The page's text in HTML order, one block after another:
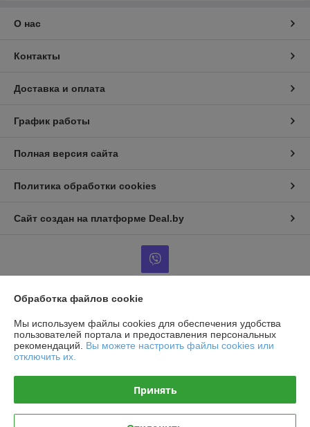
О нас
Контакты
Доставка и оплата
График работы
Полная версия сайта
Политика обработки cookies
Сайт создан на платформе Deal.by
Юридическое лицо:Общество с ограниченной ответственностью
«АльянсКомплект»
220125, г. Минск, пр. Независимости, дом 177, помещение 60
Регистрационный номер ЕГР: 193719310
Регистрационный орган: Минский горисполком
Обработка файлов cookie
Мы используем файлы cookies для обеспечения удобства
пользователей портала и предоставления персональных
рекомендаций. Вы можете настроить файлы cookies или
отключить их.
Принять